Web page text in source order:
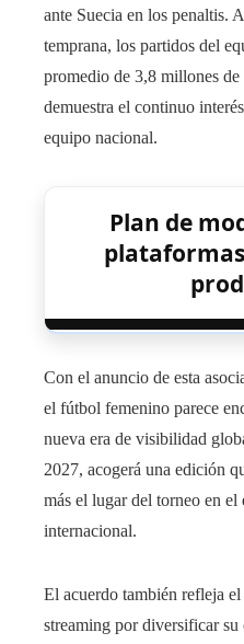
ante Suecia en los penaltis.
temprana, los partidos del
promedio de 3,8 millones
demuestra el continuo
equipo nacional.
Plan de
Con el anuncio de esta
el fútbol femenino parece
nueva era de visibilidad
2027, acogerá una edición
más el lugar del torneo en el
internacional.
El acuerdo también refleja
streaming por diversificar su